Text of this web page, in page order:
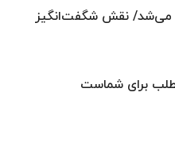
می‌شد/ نقش شگفت‌انگیز
برای شماست